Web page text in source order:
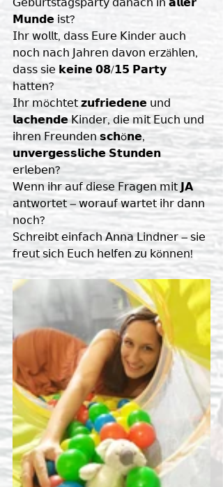
𝖦𝖾𝖻𝗎𝗋𝗍𝗌𝗍𝖺𝗀𝗌𝗉𝖺𝗋𝗍𝗒 𝖽𝖺𝗇𝖺𝖼𝗁 𝗂𝗇 𝗮𝗹𝗹𝗲𝗿
𝗠𝘂𝗻𝗱𝗲 𝗂𝗌𝗍?
𝖨𝗁𝗋 𝗐𝗈𝗅𝗅𝗍, 𝖽𝖺𝗌𝗌 𝖤𝗎𝗋𝖾 𝖪𝗂𝗇𝖽𝖾𝗋 𝖺𝗎𝖼𝗁
𝗇𝗈𝖼𝗁 𝗇𝖺𝖼𝗁 𝖩𝖺𝗁𝗋𝖾𝗇 𝖽𝖺𝗏𝗈𝗇 𝖾𝗋𝗓ä𝗁𝗅𝖾𝗇,
𝖽𝖺𝗌𝗌 𝗌𝗂𝖾 𝗸𝗲𝗶𝗻𝗲 𝟬𝟴/𝟭𝟱 𝗣𝗮𝗿𝘁𝘆
𝗁𝖺𝗍𝗍𝖾𝗇?
𝖨𝗁𝗋 𝗆ö𝖼𝗁𝗍𝖾𝗍 𝘇𝘂𝗳𝗿𝗶𝗲𝗱𝗲𝗻𝗲 𝗎𝗇𝖽
𝗹𝗮𝗰𝗵𝗲𝗻𝗱𝗲 𝖪𝗂𝗇𝖽𝖾𝗋, 𝖽𝗂𝖾 𝗆𝗂𝗍 𝖤𝗎𝖼𝗁 𝗎𝗇𝖽
𝗂𝗁𝗋𝖾𝗇 𝖥𝗋𝖾𝗎𝗇𝖽𝖾𝗇 𝘀𝗰𝗵ö𝗻𝗲,
𝘂𝗻𝘃𝗲𝗿𝗴𝗲𝘀𝘀𝗹𝗶𝗰𝗵𝗲 𝗦𝘁𝘂𝗻𝗱𝗲𝗻
𝖾𝗋𝗅𝖾𝖻𝖾𝗇?
𝖶𝖾𝗇𝗇 𝗂𝗁𝗋 𝖺𝗎𝖿 𝖽𝗂𝖾𝗌𝖾 𝖥𝗋𝖺𝗀𝖾𝗇 𝗆𝗂𝗍 𝗝𝗔
𝖺𝗇𝗍𝗐𝗈𝗋𝗍𝖾𝗍 – 𝗐𝗈𝗋𝖺𝗎𝖿 𝗐𝖺𝗋𝗍𝖾𝗍 𝗂𝗁𝗋 𝖽𝖺𝗇𝗇
𝗇𝗈𝖼𝗁?
𝖲𝖼𝗁𝗋𝖾𝗂𝖻𝗍 𝖾𝗂𝗇𝖿𝖺𝖼𝗁 𝖠𝗇𝗇𝖺 𝖫𝗂𝗇𝖽𝗇𝖾𝗋 – 𝗌𝗂𝖾
𝖿𝗋𝖾𝗎𝗍 𝗌𝗂𝖼𝗁 𝖤𝗎𝖼𝗁 𝗁𝖾𝗅𝖿𝖾𝗇 𝗓𝗎 𝗄ö𝗇𝗇𝖾𝗇!